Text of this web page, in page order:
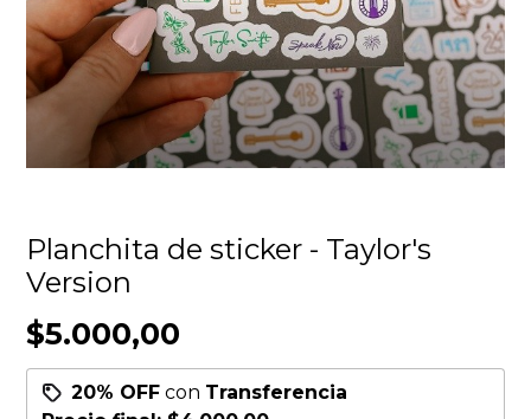
Planchita de sticker - Taylor's
Version
$5.000,00
20% OFF con Transferencia